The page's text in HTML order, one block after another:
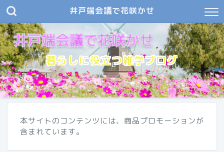
井戸端会議で花咲かせ
暮らしに役立つ雑学ブログ
本サイトのコンテンツには、商品プロモーションが
含まれています。